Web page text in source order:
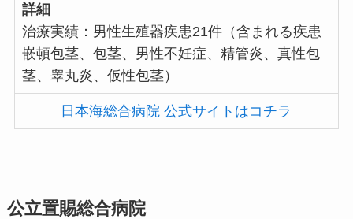
詳細
治療実績：男性生殖器疾患21件（含まれる疾患
嵌頓包茎、包茎、男性不妊症、精管炎、真性包
茎、睾丸炎、仮性包茎）
日本海総合病院 公式サイトはコチラ
公立置賜総合病院